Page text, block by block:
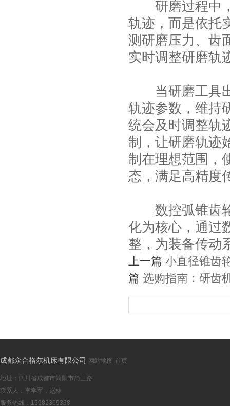
研磨过程中，
轨迹，而是依托
测研磨压力、齿
实时调整研磨轨
当研磨工具出
轨迹参数，维持
统会及时调整轨
制，让研磨轨迹
制在理想范围，
态，满足高精度
数控弧锥齿轮
化为核心，通过
整，为装备传动
上一篇 小直径锥齿
篇 选购指南：研齿
成都众合格尔机床有限公司 网站地图 首页
地址：四川省成都市简阳市简三路
联系人：李学军，赵林
服务热线：15982369338